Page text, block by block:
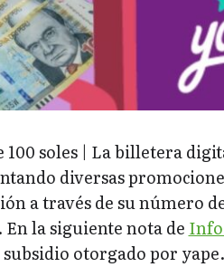
100 soles | La billetera
diversas
a través de su número
En la siguiente nota de
subsidio otorgado por yape.